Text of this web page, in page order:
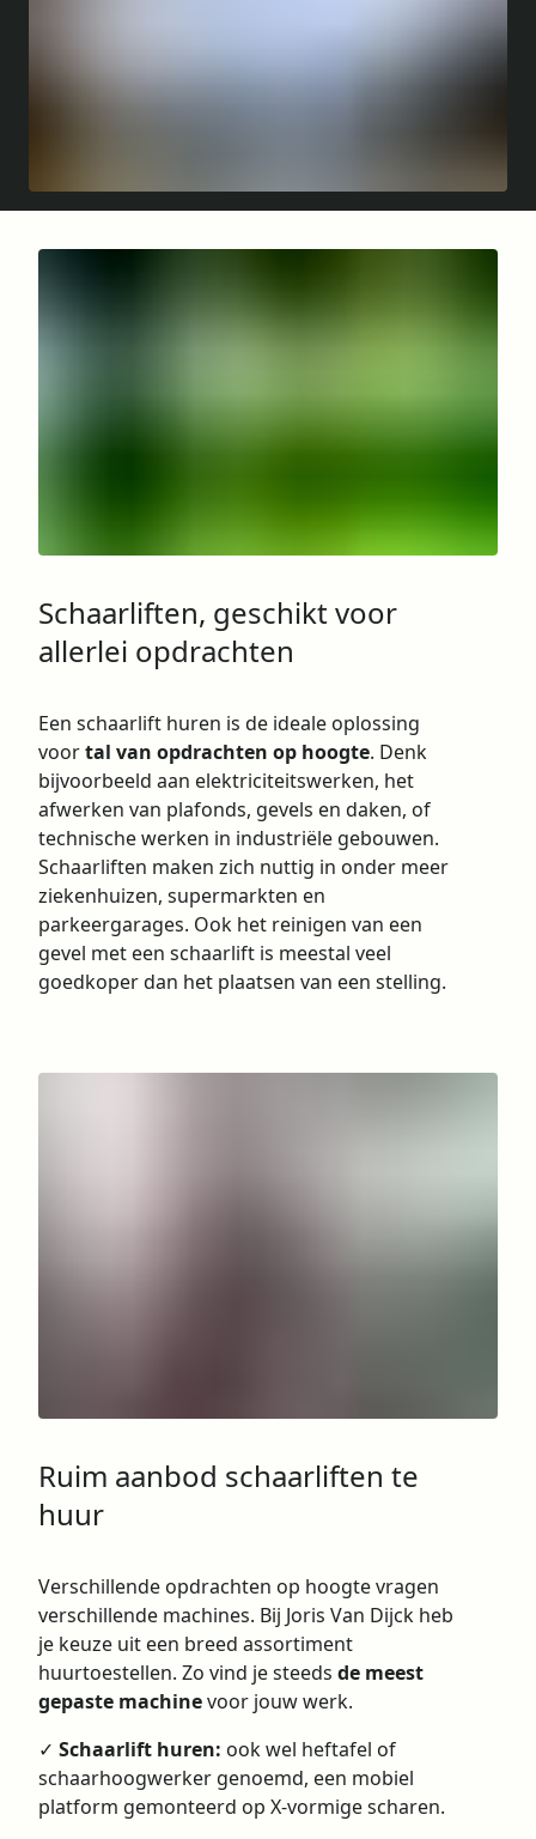
Schaarliften, geschikt voor
allerlei opdrachten
Een schaarlift huren is de ideale oplossing
voortal van opdrachten op hoogte. Denk
bijvoorbeeld aan elektriciteitswerken, het
afwerken van plafonds, gevels en daken, of
technische werken in industriële gebouwen.
Schaarliften maken zich nuttig in onder meer
ziekenhuizen, supermarkten en
parkeergarages. Ook het reinigen van een
gevel met een schaarlift is meestal veel
goedkoper dan het plaatsen van een stelling.
Ruim aanbod schaarliften te
huur
Verschillende opdrachten op hoogte vragen
verschillende machines. Bij Joris Van Dijck heb
je keuze uit een breed assortiment
huurtoestellen. Zo vind je steeds de meest
gepaste machinevoor jouw werk.
✓ Schaarlift huren: ook wel heftafel of
schaarhoogwerker genoemd, een mobiel
platform gemonteerd op X-vormige scharen.